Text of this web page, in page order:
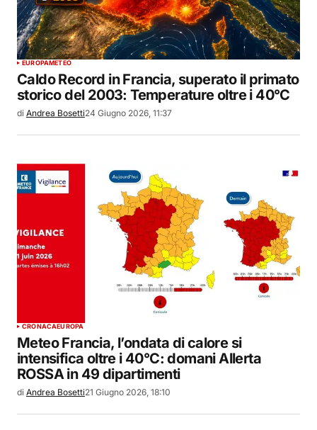
EUROPAMETEO
Caldo Record in Francia, superato il primato
storico del 2003: Temperature oltre i 40°C
di Andrea Bosetti24 Giugno 2026, 11:37
CRONACAEUROPA
Meteo Francia, l’ondata di calore si
intensifica oltre i 40°C: domani Allerta
ROSSA in 49 dipartimenti
di Andrea Bosetti21 Giugno 2026, 18:10